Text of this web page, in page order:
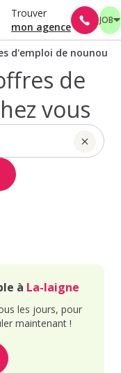
Trouver
mon agence
JOB
d'emploi de nounou
de
vous
à La-laigne
les jours, pour
maintenant !